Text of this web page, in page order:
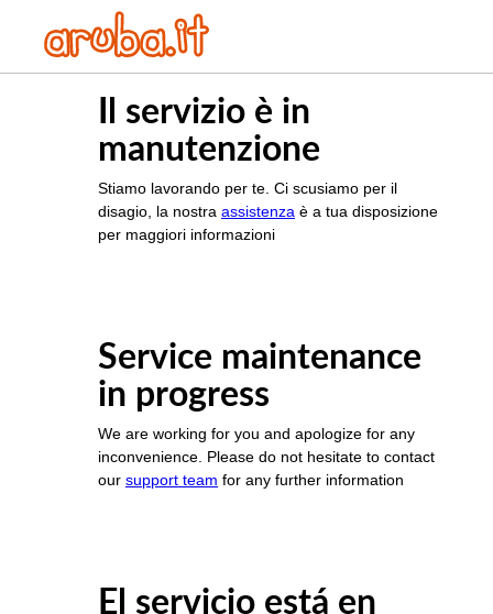
Il servizio è in
manutenzione
Stiamo lavorando per te. Ci scusiamo per il
disagio, la nostra assistenza è a tua disposizione
per maggiori informazioni
Service maintenance
in progress
We are working for you and apologize for any
inconvenience. Please do not hesitate to contact
our support team for any further information
El servicio está en